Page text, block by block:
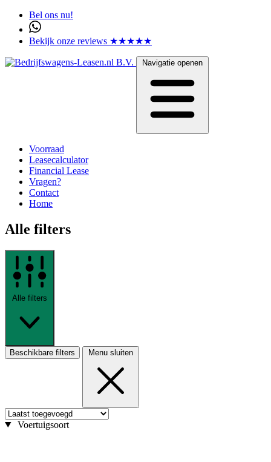
Bel ons nu!
Bekijk onze reviews ★★★★★
Navigatie openen
Voorraad
Leasecalculator
Financial Lease
Vragen?
Contact
Home
Alle filters
Alle filters
Beschikbare filters Menu sluiten
Voertuigsoort